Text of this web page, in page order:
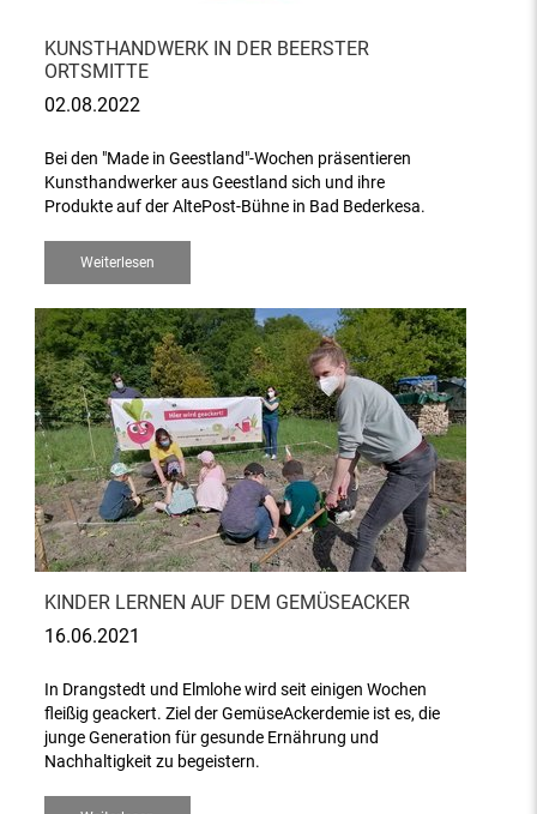
KUNSTHANDWERK IN DER BEERSTER
ORTSMITTE
02.08.2022
Bei den "Made in Geestland"-Wochen präsentieren
Kunsthandwerker aus Geestland sich und ihre
Produkte auf der AltePost-Bühne in Bad Bederkesa.
Weiterlesen
KINDER LERNEN AUF DEM GEMÜSEACKER
16.06.2021
In Drangstedt und Elmlohe wird seit einigen Wochen
fleißig geackert. Ziel der GemüseAckerdemie ist es, die
junge Generation für gesunde Ernährung und
Nachhaltigkeit zu begeistern.